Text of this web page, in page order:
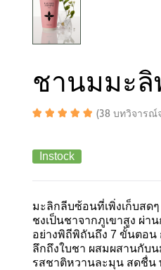
ชานมมะลิ
(38 บทวิจารณ์
Instock
มะลิกลีบซ้อนที่เพิ่งเก็บสดๆ
ชงเป็นชาจากภูเขาสูง ผ่า
อย่างพิถีพิถันถึง 7 ขั้นตอ
ลึกถึงใบชา ผสมผสานกับ
รสชาติหวานละมุน สดชื่